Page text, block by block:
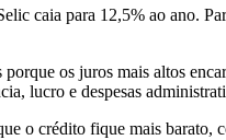
caia para 12,5% ao ano.
os juros mais altos
lucro e despesas
o crédito fique mais